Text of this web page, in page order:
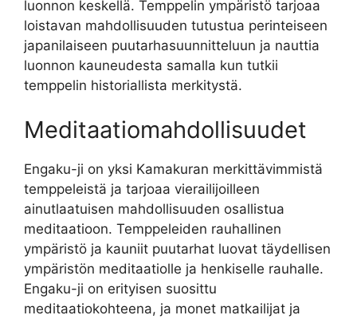
luonnon keskellä. Temppelin ympäristö tarjoaa
loistavan mahdollisuuden tutustua perinteiseen
japanilaiseen puutarhasuunnitteluun ja nauttia
luonnon kauneudesta samalla kun tutkii
temppelin historiallista merkitystä.
Meditaatiomahdollisuudet
Engaku-ji on yksi Kamakuran merkittävimmistä
temppeleistä ja tarjoaa vierailijoilleen
ainutlaatuisen mahdollisuuden osallistua
meditaatioon. Temppeleiden rauhallinen
ympäristö ja kauniit puutarhat luovat täydellisen
ympäristön meditaatiolle ja henkiselle rauhalle.
Engaku-ji on erityisen suosittu
meditaatiokohteena, ja monet matkailijat ja